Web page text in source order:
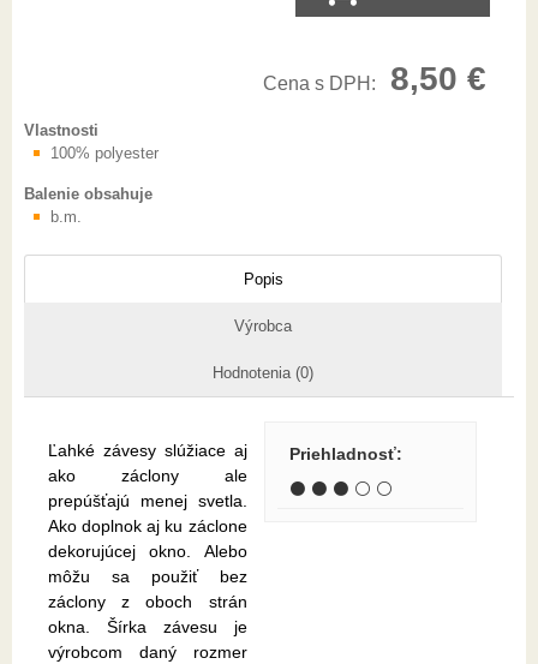
Cena s DPH: 8,50 €
Vlastnosti
100% polyester
Balenie obsahuje
b.m.
Popis
Výrobca
Hodnotenia (0)
Ľahké závesy slúžiace aj
ako záclony ale
prepúšťajú menej svetla.
Ako doplnok aj ku záclone
dekorujúcej okno. Alebo
môžu sa použiť bez
záclony z oboch strán
okna. Šírka závesu je
výrobcom daný rozmer
Priehladnosť:
⚫ ⚫ ⚫ ⚪ ⚪